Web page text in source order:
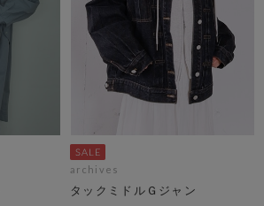
archives
タックミドルＧジャン